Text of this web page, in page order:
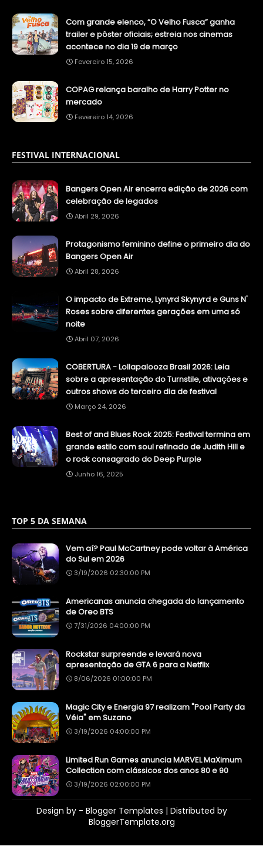
Com grande elenco, “O Velho Fusca” ganha
trailer e pôster oficiais; estreia nos cinemas
acontece no dia 19 de março
Fevereiro 15, 2026
COPAG relança baralho de Harry Potter no
mercado
Fevereiro 14, 2026
FESTIVAL INTERNACIONAL
Bangers Open Air encerra edição de 2026 com
celebração de legados
Abril 29, 2026
Protagonismo feminino define o primeiro dia do
Bangers Open Air
Abril 28, 2026
O impacto de Extreme, Lynyrd Skynyrd e Guns N'
Roses sobre diferentes gerações em uma só
noite
Abril 07, 2026
COBERTURA - Lollapalooza Brasil 2026: Leia
sobre a apresentação do Turnstile, ativações e
outros shows do terceiro dia de festival
Março 24, 2026
Best of and Blues Rock 2025: Festival termina em
grande estilo com soul refinado de Judith Hill e
o rock consagrado do Deep Purple
Junho 16, 2025
TOP 5 DA SEMANA
Vem aí? Paul McCartney pode voltar à América
do Sul em 2026
3/19/2026 02:30:00 PM
Americanas anuncia chegada do lançamento
de Oreo BTS
7/31/2026 04:00:00 PM
Rockstar surpreende e levará nova
apresentação de GTA 6 para a Netflix
8/06/2026 01:00:00 PM
Magic City e Energia 97 realizam "Pool Party da
Véia" em Suzano
3/19/2026 04:00:00 PM
Limited Run Games anuncia MARVEL MaXimum
Collection com clássicos dos anos 80 e 90
3/19/2026 02:00:00 PM
Design by - Blogger Templates | Distributed by
BloggerTemplate.org